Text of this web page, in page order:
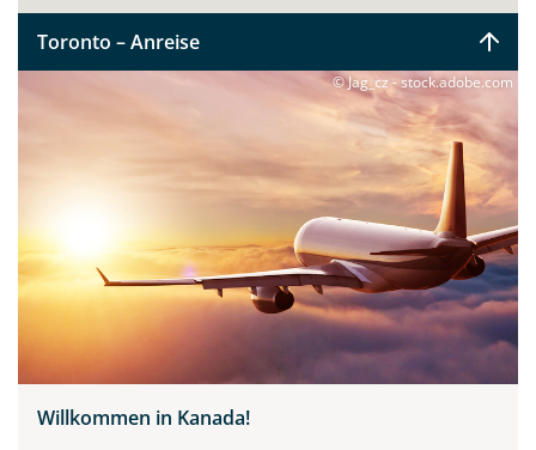
Toronto – Anreise
© Jag_cz - stock.adobe.com
Willkommen in Kanada!